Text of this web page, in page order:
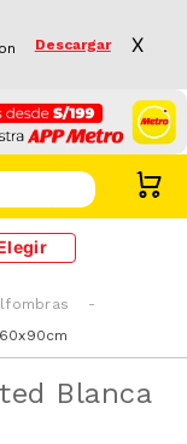
Descargar X
Blanca